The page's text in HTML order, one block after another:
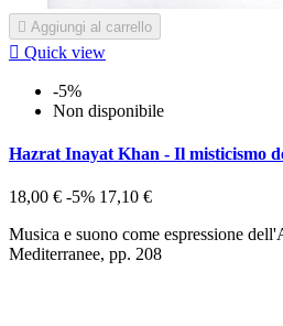
 Aggiungi al carrello
 Quick view
-5%
Non disponibile
Hazrat Inayat Khan - Il misticismo
18,00 € -5% 17,10 €
Musica e suono come espressione
Mediterranee, pp. 208